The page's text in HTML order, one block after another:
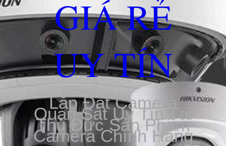
GIÁ RẺ
UY TÍN
Lắp Đặt Camera
Quan Sát Uy Tín Tại
Thủ Đức Sản Phẩm
Camera Chính Hãng